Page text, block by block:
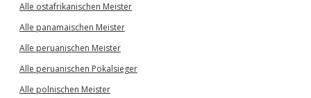
Alle ostafrikanischen Meister
Alle panamaischen Meister
Alle peruanischen Meister
Alle peruanischen Pokalsieger
Alle polnischen Meister